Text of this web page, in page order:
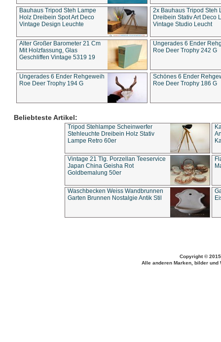
Bauhaus Tripod Steh Lampe
Holz Dreibein Spot Art Deco
Vintage Design Leuchte
2x Bauhaus Tripod Steh
Dreibein Stativ Art Deco
Vintage Studio Leucht
Alter Großer Barometer 21 Cm
Mit Holzfassung, Glas
Geschliffen Vintage 5319 19
Ungerades 6 Ender
Roe Deer Trophy 242 G
Ungerades 6 Ender Rehgeweih
Roe Deer Trophy 194 G
Schönes 6 Ender
Roe Deer Trophy 186 G
Beliebteste Artikel:
Tripod Stehlampe Scheinwerfer
Stehleuchte Dreibein Holz Stativ
Lampe Retro 60er
Vintage 21 Tlg. Porzellan Teeservice
Japan China Geisha Rot
Goldbemalung 50er
Waschbecken Weiss Wandbrunnen
Garten Brunnen Nostalgie Antik Stil
Copyright ©
Alle anderen Marken, bilder und